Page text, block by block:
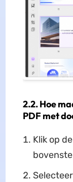
2.2. Hoe
PDF met
Klik op